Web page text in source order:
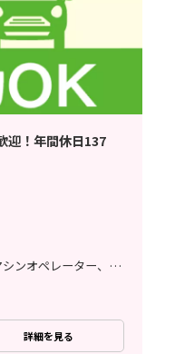
迎！年間休日137
検査、梱包・仕分け、加工、マシンオペレーター、その他
詳細を見る